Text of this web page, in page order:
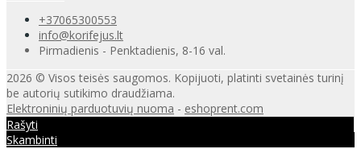
+37065300553
info@korifejus.lt
Pirmadienis - Penktadienis, 8-16 val.
2026 © Visos teisės saugomos. Kopijuoti, platinti svetainės turinį
be autorių sutikimo draudžiama.
Elektroninių parduotuvių nuoma - eshoprent.com
Rašyti
Skambinti